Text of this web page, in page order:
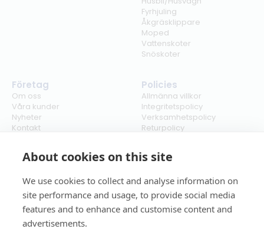
About cookies on this site
We use cookies to collect and analyse information on
site performance and usage, to provide social media
features and to enhance and customise content and
advertisements.
Fyrhjuling
Åkgräsklippare
Moped
Vattenskoter
Snöskoter
Företag
Om oss
Våra kunder
Nyheter
Kontakt
Policies
Allmänna villkor
Integritetspolicy
Verksamhetspolicy
Returpolicy
Cookies